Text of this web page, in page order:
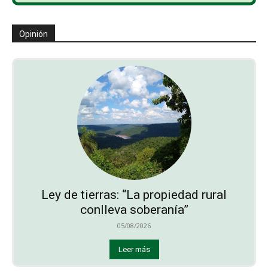
Opinión
Ley de tierras: “La propiedad rural
conlleva soberanía”
05/08/2026
Leer más